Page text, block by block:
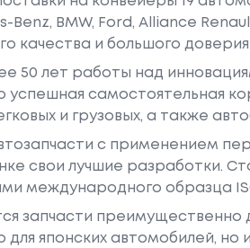
BMW, Ford, Alliance
качества и большого доверия
50 лет работы над
успешная самостоятельная
и грузовых, а также
с применением
свои лучшие разработки.
образца ISO
запчасти преимущественно
для японских автомобилей,